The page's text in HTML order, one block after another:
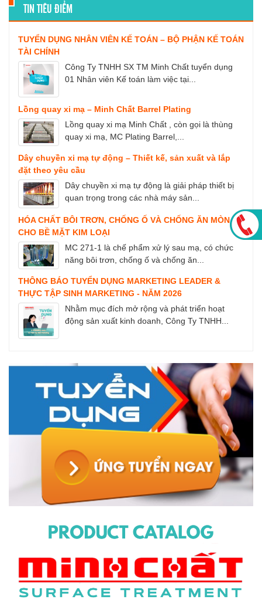
TIN TIÊU ĐIỂM
TUYỂN DỤNG NHÂN VIÊN KẾ TOÁN – BỘ PHẬN KẾ TOÁN
TÀI CHÍNH
Công Ty TNHH SX TM Minh Chất tuyển dụng
01 Nhân viên Kế toán làm việc tại...
Lồng quay xi mạ – Minh Chất Barrel Plating
Lồng quay xi mạ Minh Chất , còn gọi là thùng
quay xi mạ, MC Plating Barrel,...
Dây chuyền xi mạ tự động – Thiết kế, sản xuất và lắp
đặt theo yêu cầu
Dây chuyền xi mạ tự động là giải pháp thiết bị
quan trọng trong các nhà máy sản...
HÓA CHẤT BÔI TRƠN, CHỐNG Ố VÀ CHỐNG ĂN MÒN
CHO BỀ MẶT KIM LOẠI
MC 271-1 là chế phẩm xử lý sau mạ, có chức
năng bôi trơn, chống ố và chống ăn...
THÔNG BÁO TUYỂN DỤNG MARKETING LEADER &
THỰC TẬP SINH MARKETING - NĂM 2026
Nhằm mục đích mở rộng và phát triển hoạt
động sản xuất kinh doanh, Công Ty TNHH...